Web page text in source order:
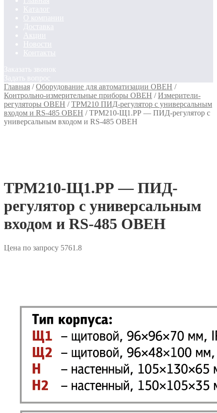
Каталог
О компании
Доставка
Акции
Новости
Контакты
Заказать звонок
Задать вопрос
Главная /Оборудование для автоматизации ОВЕН /
Контрольно-измерительные приборы ОВЕН /Измерители-
регуляторы ОВЕН /ТРМ210 ПИД-регулятор с универсальным
входом и RS-485 ОВЕН /ТРМ210-Щ1.РР — ПИД-регулятор с
универсальным входом и RS-485 ОВЕН
ТРМ210-Щ1.РР — ПИД-
регулятор с универсальным
входом и RS-485 ОВЕН
Цена по запросу 5761.8